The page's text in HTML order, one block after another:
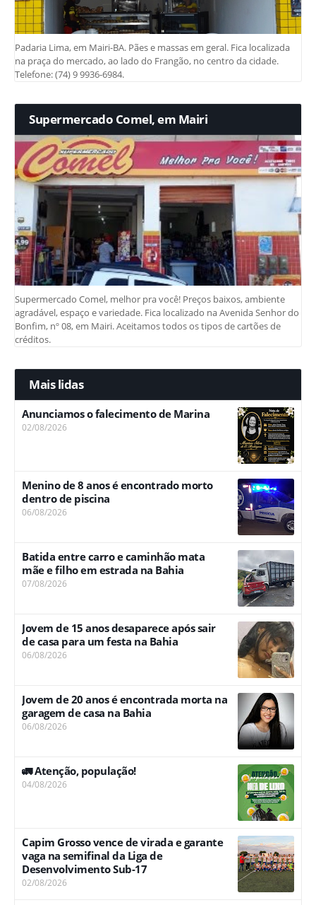
Padaria Lima, em Mairi-BA. Pães e massas em geral. Fica localizada
na praça do mercado, ao lado do Frangão, no centro da cidade.
Telefone: (74) 9 9936-6984.
Supermercado Comel, em Mairi
Supermercado Comel, melhor pra você! Preços baixos, ambiente
agradável, espaço e variedade. Fica localizado na Avenida Senhor do
Bonfim, nº 08, em Mairi. Aceitamos todos os tipos de cartões de
créditos.
Mais lidas
Anunciamos o falecimento de Marina
02/08/2026
Menino de 8 anos é encontrado morto
dentro de piscina
06/08/2026
Batida entre carro e caminhão mata
mãe e filho em estrada na Bahia
07/08/2026
Jovem de 15 anos desaparece após sair
de casa para um festa na Bahia
06/08/2026
Jovem de 20 anos é encontrada morta na
garagem de casa na Bahia
06/08/2026
🚛 Atenção, população!
04/08/2026
Capim Grosso vence de virada e garante
vaga na semifinal da Liga de
Desenvolvimento Sub-17
02/08/2026